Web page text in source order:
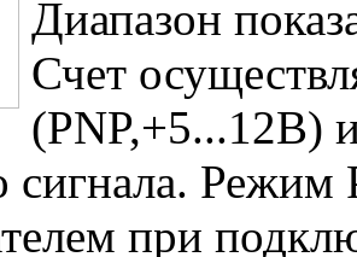
Диапазон
Счет
(PNP,+5...12В)
сигнала. Режим
при